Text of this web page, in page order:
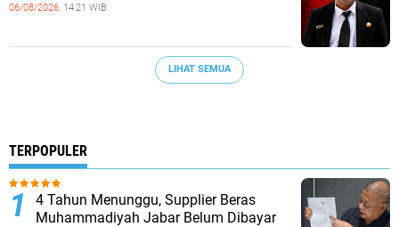
06/08/2026, 14:21 WIB
LIHAT SEMUA
TERPOPULER
4 Tahun Menunggu, Supplier Beras
Muhammadiyah Jabar Belum Dibayar